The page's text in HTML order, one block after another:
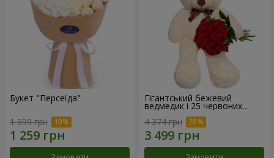
Букет "Персеїда"
1 399 грн
Гігантський бежевий
ведмедик і 25 червоних
троянд
4 374 грн